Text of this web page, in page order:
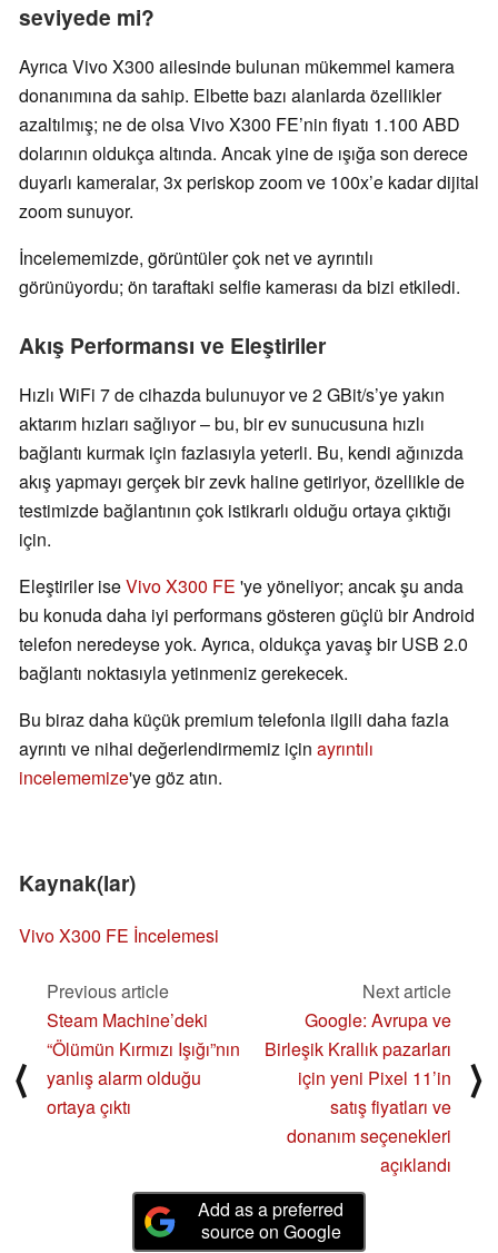
seviyede mi?
Ayrıca Vivo X300 ailesinde bulunan mükemmel kamera
donanımına da sahip. Elbette bazı alanlarda özellikler
azaltılmış; ne de olsa Vivo X300 FE’nin fiyatı 1.100 ABD
dolarının oldukça altında. Ancak yine de ışığa son derece
duyarlı kameralar, 3x periskop zoom ve 100x’e kadar dijital
zoom sunuyor.
İncelememizde, görüntüler çok net ve ayrıntılı
görünüyordu; ön taraftaki selfie kamerası da bizi etkiledi.
Akış Performansı ve Eleştiriler
Hızlı WiFi 7 de cihazda bulunuyor ve 2 GBit/s’ye yakın
aktarım hızları sağlıyor – bu, bir ev sunucusuna hızlı
bağlantı kurmak için fazlasıyla yeterli. Bu, kendi ağınızda
akış yapmayı gerçek bir zevk haline getiriyor, özellikle de
testimizde bağlantının çok istikrarlı olduğu ortaya çıktığı
için.
Eleştiriler iseVivo X300 FE 'ye yöneliyor; ancak şu anda
bu konuda daha iyi performans gösteren güçlü bir Android
telefon neredeyse yok. Ayrıca, oldukça yavaş bir USB 2.0
bağlantı noktasıyla yetinmeniz gerekecek.
Bu biraz daha küçük premium telefonla ilgili daha fazla
ayrıntı ve nihai değerlendirmemiz için ayrıntılı
incelememize'ye göz atın.
Kaynak(lar)
Vivo X300 FE İncelemesi
⟨
Previous article
Steam Machine’deki
“Ölümün Kırmızı Işığı”nın
yanlış alarm olduğu
ortaya çıktı
Next article
Google: Avrupa ve
Birleşik Krallık pazarları
için yeni Pixel 11’in
satış fiyatları ve
donanım seçenekleri
açıklandı
⟩
Add as a preferred
source on Google